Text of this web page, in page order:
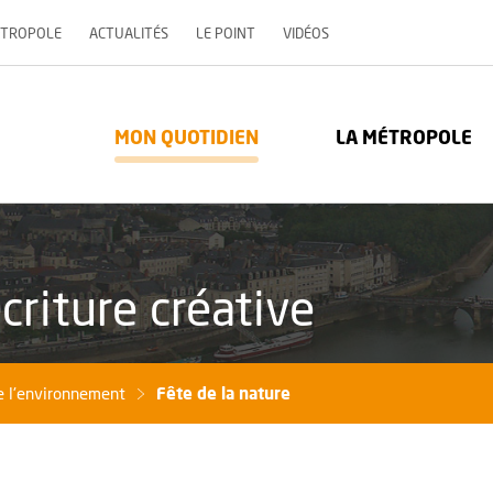
ACTUALITÉS LE POINT VIDÉOS, OUVRE UNE NOUVELLE
Métropole - Communauté urbaine : Retour à l'accueil
MON QUOTIDIEN LA MÉTROPOLE
créative
l'environnement Fête de la nature